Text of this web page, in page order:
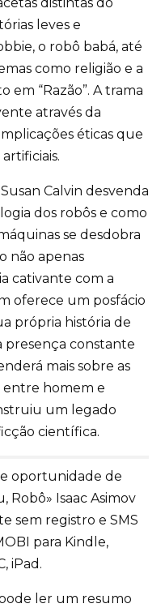
leves e
o robô babá, até
como religião e a
em “Razão”. A trama
através da
éticas que
Calvin desvenda
dos robôs e como
se desdobra
não apenas
cativante com a
oferece um posfácio
própria história de
presença constante
mais sobre as
entre homem e
um legado
científica.
oportunidade de
Robô» Isaac Asimov
sem registro e SMS
para Kindle,
iPad.
ler um resumo